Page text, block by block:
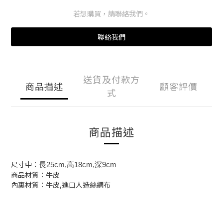
若想購買，請聯絡我們。
聯絡我們
商品描述
送貨及付款方
式
顧客評價
商品描述
尺寸中： 長25cm,高18cm,深9cm
商品材質：牛皮
內裏材質：牛皮,進口人造絲綢布